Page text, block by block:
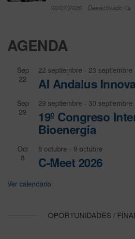
20/07/2026 Desactivado
AGENDA
Sep
22
22 septiembre - 23 septiembre
Al Andalus
Sep
29
29 septiembre - 30 septiembre
19º Congreso
Bioenergía
Oct
8
8 octubre - 9 octubre
C-Meet 2026
Ver calendario
OPORTUNIDADES /